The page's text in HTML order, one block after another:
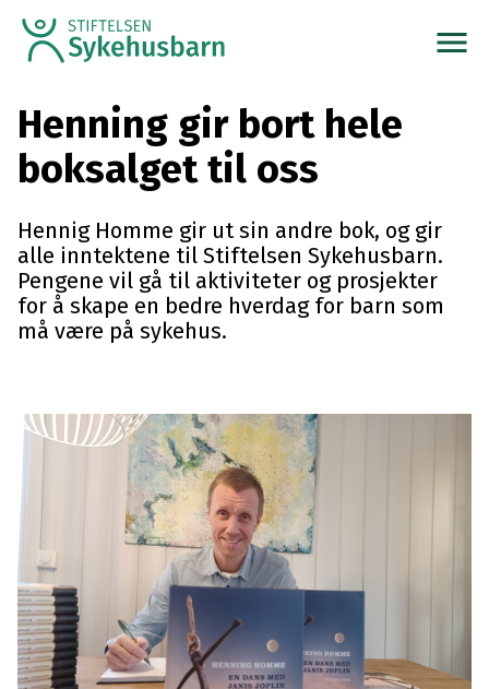
menu
Henning gir bort hele
boksalget til oss
Hennig Homme gir ut sin andre bok, og gir
alle inntektene til Stiftelsen Sykehusbarn.
Pengene vil gå til aktiviteter og prosjekter
for å skape en bedre hverdag for barn som
må være på sykehus.